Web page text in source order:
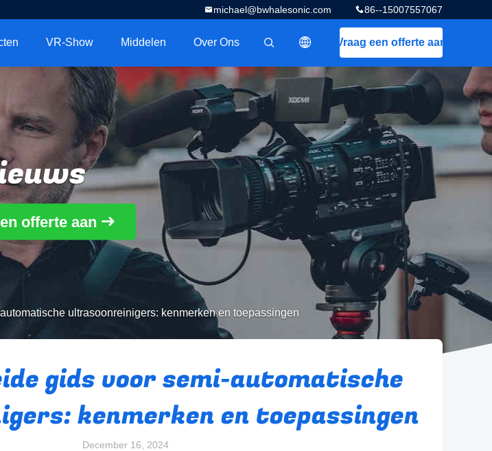
86--15007557067
michael@bwhalesonic.com
Vraag een offerte aan
描述
VR-Show Middelen Over Ons
offerte aan
ultrasoonreinigers: kenmerken en toepassingen
gids voor semi-automatische
kenmerken en toepassingen
December 16, 2024